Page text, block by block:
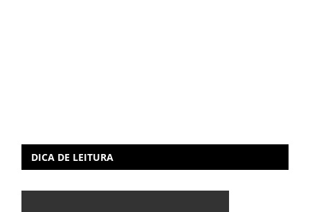
DICA DE LEITURA